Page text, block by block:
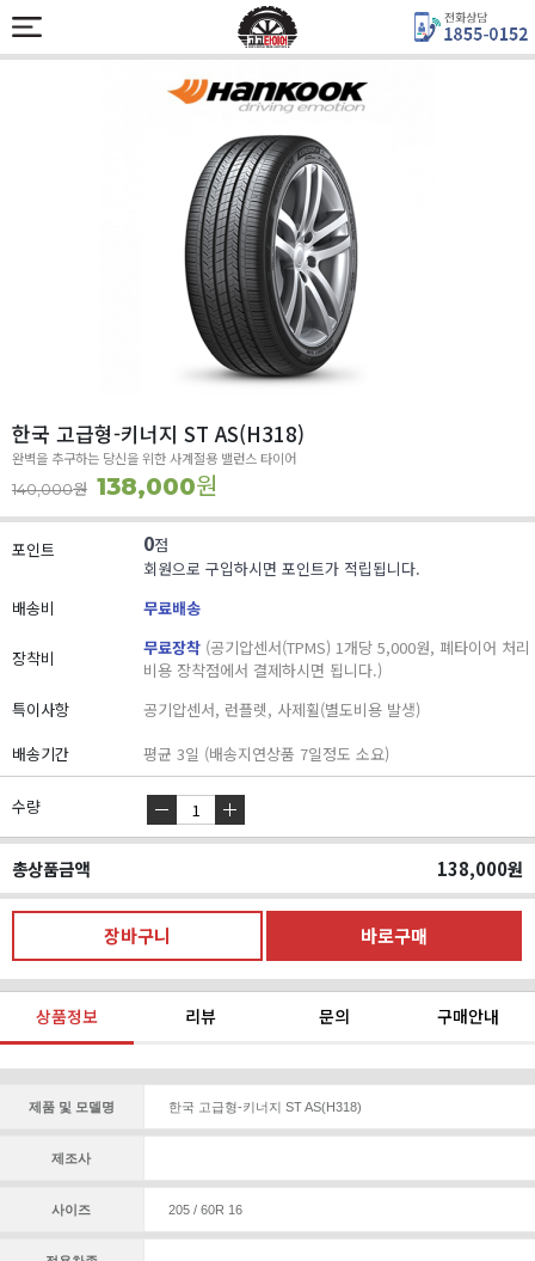
한국 고급형-키너지 ST AS(H318)
완벽을 추구하는 당신을 위한 사계절용 밸런스 타이어
140,000원 138,000원
포인트 0점
회원으로 구입하시면 포인트가 적립됩니다.
배송비
무료배송
장착비 무료장착 (공기압센서(TPMS) 1개당 5,000원, 폐타이어 처리
비용 장착점에서 결제하시면 됩니다.)
특이사항
공기압센서, 런플렛, 사제휠(별도비용 발생)
배송기간
평균 3일 (배송지연상품 7일정도 소요)
수량
총상품금액 138,000원
상품정보 리뷰 문의 구매안내
제품 및 모델명 한국 고급형-키너지 ST AS(H318)
제조사
사이즈 205 / 60R 16